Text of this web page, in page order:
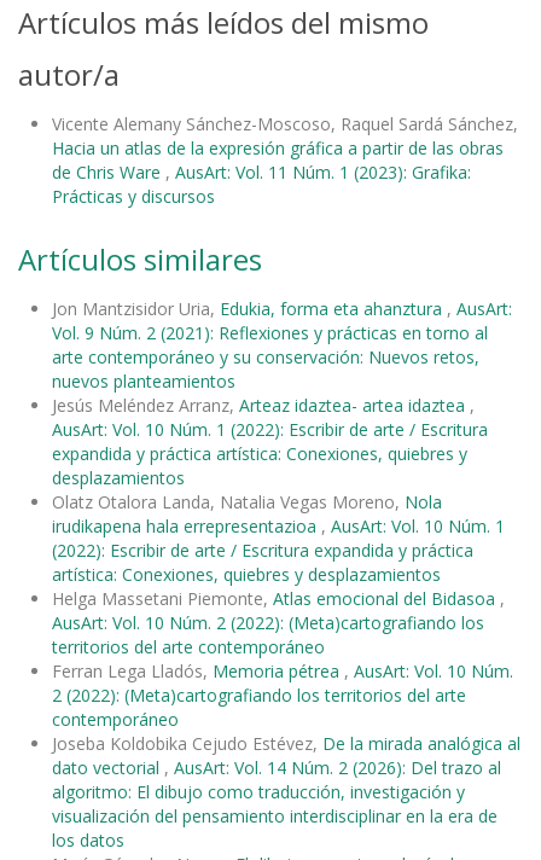
Artículos más leídos del mismo
autor/a
Vicente Alemany Sánchez-Moscoso, Raquel Sardá Sánchez,
Hacia un atlas de la expresión gráfica a partir de las obras
de Chris Ware , AusArt: Vol. 11 Núm. 1 (2023): Grafika:
Prácticas y discursos
Artículos similares
Jon Mantzisidor Uria, Edukia, forma eta ahanztura , AusArt:
Vol. 9 Núm. 2 (2021): Reflexiones y prácticas en torno al
arte contemporáneo y su conservación: Nuevos retos,
nuevos planteamientos
Jesús Meléndez Arranz, Arteaz idaztea- artea idaztea ,
AusArt: Vol. 10 Núm. 1 (2022): Escribir de arte / Escritura
expandida y práctica artística: Conexiones, quiebres y
desplazamientos
Olatz Otalora Landa, Natalia Vegas Moreno, Nola
irudikapena hala errepresentazioa , AusArt: Vol. 10 Núm. 1
(2022): Escribir de arte / Escritura expandida y práctica
artística: Conexiones, quiebres y desplazamientos
Helga Massetani Piemonte, Atlas emocional del Bidasoa ,
AusArt: Vol. 10 Núm. 2 (2022): (Meta)cartografiando los
territorios del arte contemporáneo
Ferran Lega Lladós, Memoria pétrea , AusArt: Vol. 10 Núm.
2 (2022): (Meta)cartografiando los territorios del arte
contemporáneo
Joseba Koldobika Cejudo Estévez, De la mirada analógica al
dato vectorial , AusArt: Vol. 14 Núm. 2 (2026): Del trazo al
algoritmo: El dibujo como traducción, investigación y
visualización del pensamiento interdisciplinar en la era de
los datos